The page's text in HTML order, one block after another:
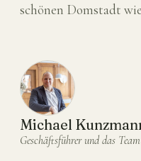
schönen Domstadt
Michael
Geschäftsführer und das